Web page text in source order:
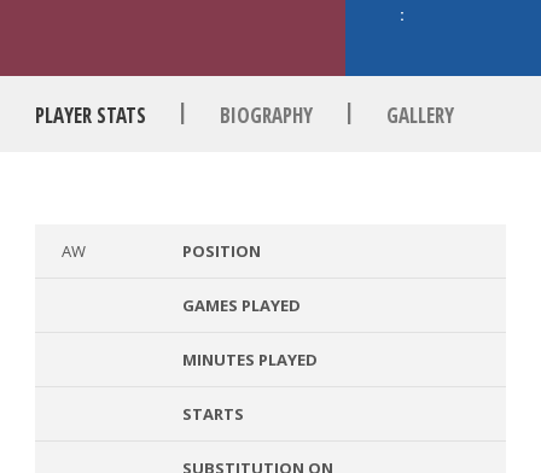
:
PLAYER STATS | BIOGRAPHY | GALLERY
AW POSITION
GAMES PLAYED
MINUTES PLAYED
STARTS
SUBSTITUTION ON